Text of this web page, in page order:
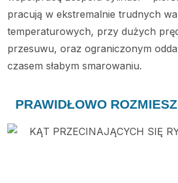
pracują w ekstremalnie trudnych
temperaturowych, przy dużych
przesuwu, oraz ograniczonym
czasem słabym smarowaniu.
PRAWIDŁOWO